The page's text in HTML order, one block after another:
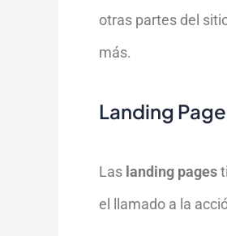
otras partes del
más.
Landing Page
Las landing pages
el llamado a la